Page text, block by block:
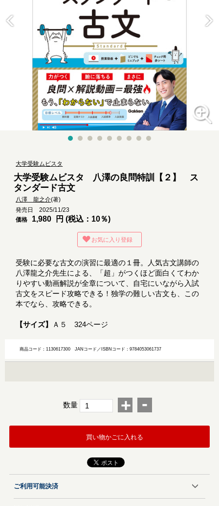
大学受験ムビスタ
大学受験ムビスタ 八澤の良問特訓【２】 ス
タンダード古文
八澤 龍之介(著)
発売日 2025/11/23
価格
1,980 円 (税込：10％)
お気に入り登録
受験に必要な古文の演習に最適の１冊。人気古文講師の
八澤龍之介先生による、「超」がつくほど面白くてわか
りやすい動画解説が全章について、自宅にいながら入試
古文をスピード攻略できる！独学の難しい古文も、この
本でなら、攻略できる。
【サイズ】 Ａ５ 324ページ
商品コード：1130617300JANコード／ISBNコード：9784053061737
数量 + -
買い物かごに入れる
ご利用可能決済